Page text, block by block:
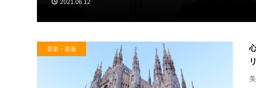
2021.06.12
音楽・楽器